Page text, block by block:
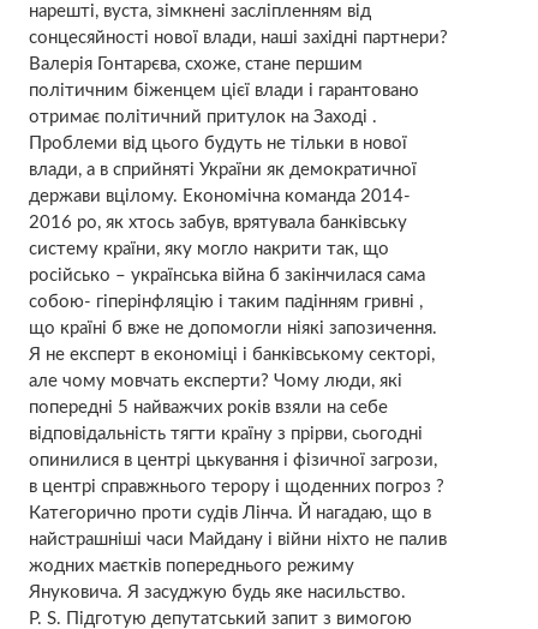
нарешті, вуста, зімкнені засліпленням від
сонцесяйності нової влади, наші західні партнери?
Валерія Гонтарєва, схоже, стане першим
політичним біженцем цієї влади і гарантовано
отримає політичний притулок на Заході .
Проблеми від цього будуть не тільки в нової
влади, а в сприйняті України як демократичної
держави вцілому. Економічна команда 2014-
2016 ро, як хтось забув, врятувала банківську
систему країни, яку могло накрити так, що
російсько – українська війна б закінчилася сама
собою- гіперінфляцію і таким падінням гривні ,
що країні б вже не допомогли ніякі запозичення.
Я не експерт в економіці і банківському секторі,
але чому мовчать експерти? Чому люди, які
попередні 5 найважчих років взяли на себе
відповідальність тягти країну з прірви, сьогодні
опинилися в центрі цькування і фізичної загрози,
в центрі справжнього терору і щоденних погроз ?
Категорично проти судів Лінча. Й нагадаю, що в
найстрашніші часи Майдану і війни ніхто не палив
жодних маєтків попереднього режиму
Януковича. Я засуджую будь яке насильство.
Р. S. Підготую депутатський запит з вимогою